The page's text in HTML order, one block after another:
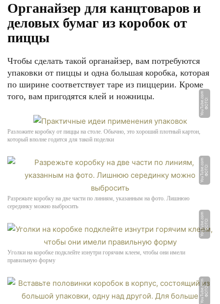
Органайзер для канцтоваров и
деловых бумаг из коробок от
пиццы
Чтобы сделать такой органайзер, вам потребуются
упаковки от пиццы и одна большая коробка, которая
по ширине соответствует таре из пиццерии. Кроме
того, вам пригодятся клей и ножницы.
Ф
О
Т
О:
Y
o
u
T
u
b
e.
c
o
m
Разложите коробку от пиццы на столе. Обычно, это хороший плотный картон,
который вполне годится для такой поделки
Ф
О
Т
О:
Y
o
u
T
u
b
e.
c
o
m
Разрежьте коробку на две части по линиям, указанным на фото. Лишнюю
серединку можно выбросить
Ф
О
Т
О:
Y
o
u
T
u
b
e.
c
o
m
Уголки на коробке подклейте изнутри горячим клеем, чтобы они имели
правильную форму
Ф
О
Т
О:
Y
o
u
T
u
b
e.
c
o
m